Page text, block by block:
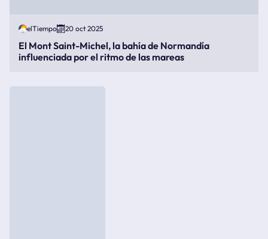
elTiempo 20 oct 2025
El Mont Saint-Michel, la bahía de Normandía
influenciada por el ritmo de las mareas